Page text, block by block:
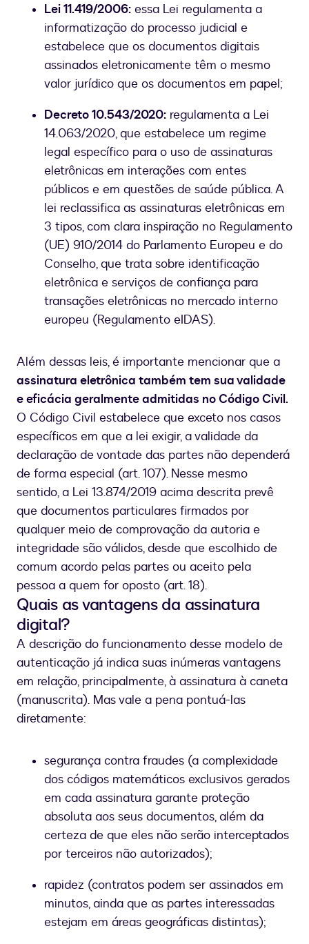
Lei 11.419/2006: essa Lei regulamenta a
informatização do processo judicial e
estabelece que os documentos digitais
assinados eletronicamente têm o mesmo
valor jurídico que os documentos em papel;
Decreto 10.543/2020: regulamenta a Lei
14.063/2020, que estabelece um regime
legal específico para o uso de assinaturas
eletrônicas em interações com entes
públicos e em questões de saúde pública. A
lei reclassifica as assinaturas eletrônicas em
3 tipos, com clara inspiração no Regulamento
(UE) 910/2014 do Parlamento Europeu e do
Conselho, que trata sobre identificação
eletrônica e serviços de confiança para
transações eletrônicas no mercado interno
europeu (Regulamento eIDAS).
Além dessas leis, é importante mencionar que a
assinatura eletrônica também tem sua validade
e eficácia geralmente admitidas no Código Civil.
O Código Civil estabelece que exceto nos casos
específicos em que a lei exigir, a validade da
declaração de vontade das partes não dependerá
de forma especial (art. 107). Nesse mesmo
sentido, a Lei 13.874/2019 acima descrita prevê
que documentos particulares firmados por
qualquer meio de comprovação da autoria e
integridade são válidos, desde que escolhido de
comum acordo pelas partes ou aceito pela
pessoa a quem for oposto (art. 18).
Quais as vantagens da assinatura
digital?
A descrição do funcionamento desse modelo de
autenticação já indica suas inúmeras vantagens
em relação, principalmente, à assinatura à caneta
(manuscrita). Mas vale a pena pontuá-las
diretamente:
segurança contra fraudes (a complexidade
dos códigos matemáticos exclusivos gerados
em cada assinatura garante proteção
absoluta aos seus documentos, além da
certeza de que eles não serão interceptados
por terceiros não autorizados);
rapidez (contratos podem ser assinados em
minutos, ainda que as partes interessadas
estejam em áreas geográficas distintas);